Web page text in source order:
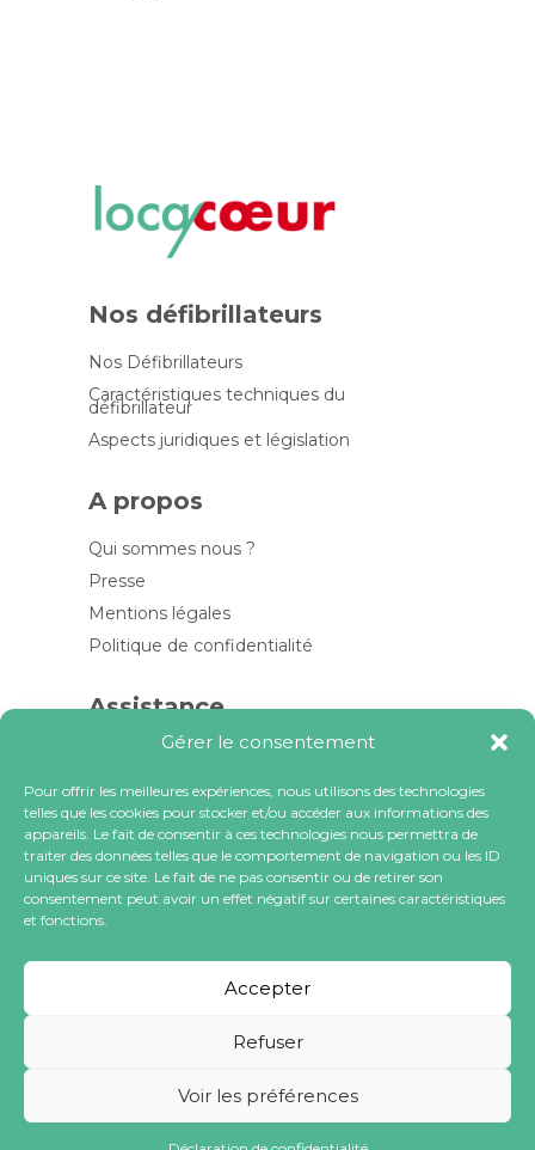
Gérer le consentement
Pour offrir les meilleures expériences, nous utilisons des technologies
telles que les cookies pour stocker et/ou accéder aux informations des
appareils. Le fait de consentir à ces technologies nous permettra de
traiter des données telles que le comportement de navigation ou les ID
uniques sur ce site. Le fait de ne pas consentir ou de retirer son
consentement peut avoir un effet négatif sur certaines caractéristiques
et fonctions.
Accepter
Refuser
Voir les préférences
Nos défibrillateurs
Nos Défibrillateurs
Caractéristiques techniques du
défibrillateur
Aspects juridiques et législation
A propos
Qui sommes nous ?
Presse
Mentions légales
Politique de confidentialité
Assistance
Contactez-nous
FAQ
Blog
Contactez-nous
contact@locacoeur.com
(+33) 0806 079 112
Tous droits réservés à LOCACOEUR SA